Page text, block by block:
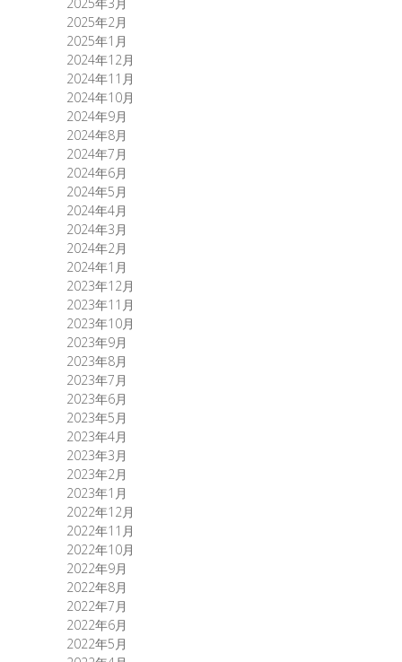
2025年2月
2025年1月
2024年12月
2024年11月
2024年10月
2024年9月
2024年8月
2024年7月
2024年6月
2024年5月
2024年4月
2024年3月
2024年2月
2024年1月
2023年12月
2023年11月
2023年10月
2023年9月
2023年8月
2023年7月
2023年6月
2023年5月
2023年4月
2023年3月
2023年2月
2023年1月
2022年12月
2022年11月
2022年10月
2022年9月
2022年8月
2022年7月
2022年6月
2022年5月